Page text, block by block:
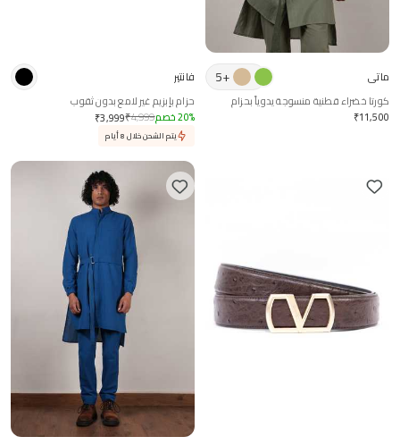
ماتي +
5
كورتا خضراء قطنية منسوجة يدوياً بحزام
₹11,500
فانتير
حزام بإبزيم غير لامع بدون ثقوب
₹3,999₹4,999 20% خصم
يتم الشحن خلال 8 أيام